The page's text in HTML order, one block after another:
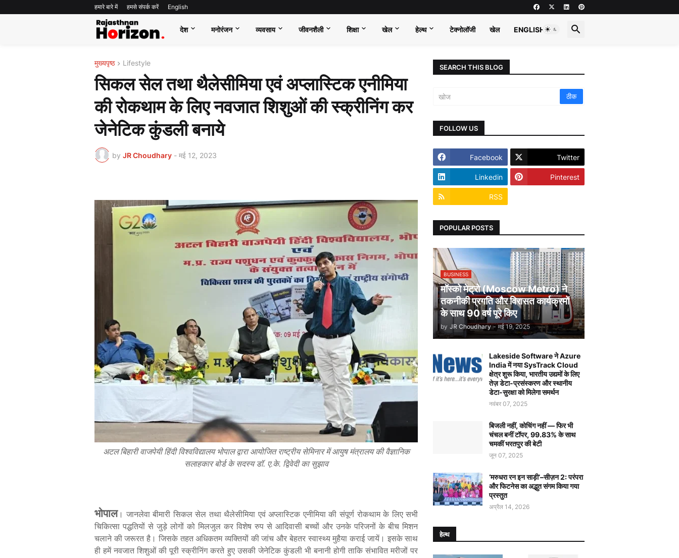
हमारे बारे में हमसे संपर्क करें English
देश मनोरंजन व्यवसाय जीवनशैली शिक्षा खेल हेल्थ टेक्नोलॉजी खेल ENGLISH
मुख्यपृष्ठ Lifestyle
सिकल सेल तथा थैलेसीमिया एवं अप्लास्टिक एनीमिया
की रोकथाम के लिए नवजात शिशुओं की स्क्रीनिंग कर
जेनेटिक कुंडली बनाये
by JR Choudhary - मई 12, 2023
अटल बिहारी वाजपेयी हिंदी विश्वविद्यालय भोपाल द्वारा आयोजित राष्ट्रीय सेमिनार में आयुष मंत्रालय की वैज्ञानिक
सलाहकार बोर्ड के सदस्य डॉ. ए.के. द्विवेदी का सुझाव
भोपाल। जानलेवा बीमारी सिकल सेल तथा थैलेसीमिया एवं अप्लास्टिक एनीमिया की संपूर्ण रोकथाम के लिए सभी
चिकित्सा पद्धतियों से जुड़े लोगों को मिलजुल कर विशेष रुप से आदिवासी बच्चों और उनके परिजनों के बीच मिशन
चलाने की जरूरत है। जिसके तहत अधिकतम व्यक्तियों की जांच और बेहतर स्वास्थ्य मुहैया कराई जायें। इसके साथ
ही हमें नवजात शिशुओं की पूरी स्क्रीनिंग करते हुए उसकी जेनेटिक कुंडली भी बनानी होगी ताकि संभावित मरीजों पर
SEARCH THIS BLOG
FOLLOW US
Facebook Twitter
Linkedin Pinterest
RSS
POPULAR POSTS
BUSINESS
मॉस्को मेट्रो (Moscow Metro) ने
तकनीकी प्रगति और विरासत कार्यक्रमों
के साथ 90 वर्ष पूरे किए
by JR Choudhary - मई 19, 2025
Lakeside Software ने Azure
India में नया SysTrack Cloud
क्षेत्र शुरू किया, भारतीय उद्यमों के लिए
तेज़ डेटा-प्रसंस्करण और स्थानीय
डेटा-सुरक्षा को मिलेगा समर्थन
नवंबर 07, 2025
बिजली नहीं, कोचिंग नहीं — फिर भी
चंचल बनीं टॉपर, 99.83% के साथ
चमकीं भरतपुर की बेटी
जून 07, 2025
‘मरुधरा रन इन साड़ी’–सीज़न 2: परंपरा
और फिटनेस का अद्भुत संगम किया गया
प्रस्तुत
अप्रैल 14, 2026
हेल्थ